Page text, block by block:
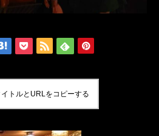
トルとURLをコピーする